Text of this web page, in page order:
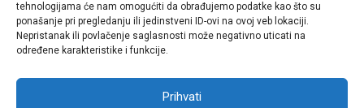
tehnologijama će nam omogućiti da obrađujemo podatke kao što su
ponašanje pri pregledanju ili jedinstveni ID-ovi na ovoj veb lokaciji.
Nepristanak ili povlačenje saglasnosti može negativno uticati na
određene karakteristike i funkcije.
Prihvati
Viber